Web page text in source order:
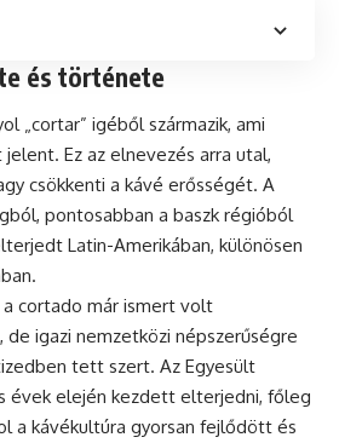
és története
„cortar” igéből származik, ami
Ez az elnevezés arra utal,
csökkenti a kávé erősségét. A
pontosabban a baszk régióból
Latin-Amerikában, különösen
a cortado már ismert volt
de igazi nemzetközi népszerűségre
tett szert. Az Egyesült
évek elején kezdett elterjedni, főleg
a kávékultúra gyorsan fejlődött és